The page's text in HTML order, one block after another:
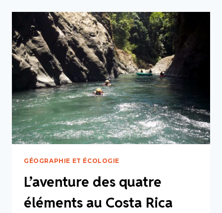
LE
COSTA
RICA
SELON
VOS
ENVIES
GÉOGRAPHIE ET ÉCOLOGIE
L’aventure des quatre
éléments au Costa Rica